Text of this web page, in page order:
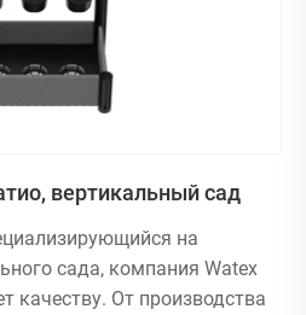
вертикальный сад
на
сада, компания Watex
качеству. От производства